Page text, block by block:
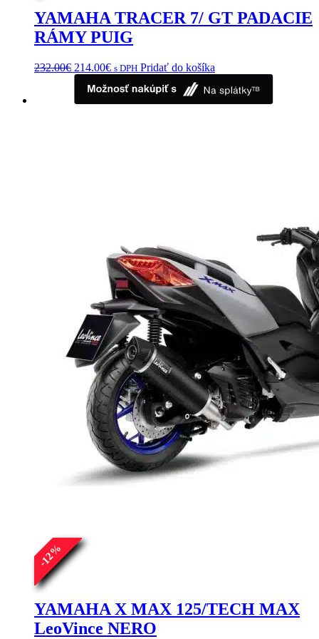
na
stránke
YAMAHA TRACER 7/ GT PADACIE
RÁMY PUIG
232.00€ Pôvodná
cena
bola:
232.00€.
214.00€Aktuálna
je:
214.00€.
s DPH Pridať do košíka
-
12
%
YAMAHA X MAX 125/TECH MAX
LeoVince NERO